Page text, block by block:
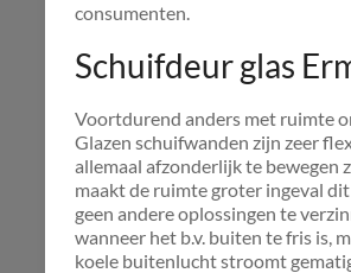
consumenten.
Schuifdeur glas
Voortdurend anders met ruimte
Glazen schuifwanden zijn zeer
allemaal afzonderlijk te bewegen
maakt de ruimte groter ingeval
geen andere oplossingen te
wanneer het b.v. buiten te fris is,
koele buitenlucht stroomt